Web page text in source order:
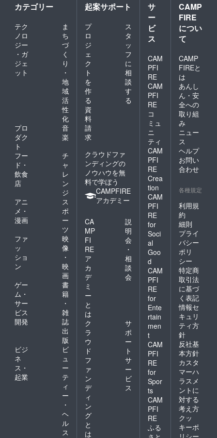
カテゴリー
テク
ノロ
ジー
・ガ
ジェ
ット
ま
ち
づ
く
り
・
地
域
活
性
化
プロ
ダク
ト
音
楽
フー
ド・
飲食
店
チ
ャ
レ
ン
ジ
アニ
メ・
漫画
ス
ポ
ー
ツ
ファ
ッ
ショ
ン
映
像
・
映
画
ゲー
ム・
サー
ビス
開発
書
籍
・
雑
誌
出
版
ビジ
ネ
ス・
起業
ビ
ュ
ー
テ
ィ
ー
・
ヘ
ル
ス
起案サポート
プ
ロ
ジ
ェ
ク
ト
を
作
る
ス
タ
ッ
フ
に
相
談
す
る
資
料
請
求
クラウドファ
ンディングの
ノウハウを無
料で学ぼう
CAMPFIRE
アカデミー
CA
MP
FI
RE
ア
カ
デ
ミ
ー
と
は
説
明
会
・
相
談
会
ク
ラ
ウ
ド
フ
ァ
ン
デ
ィ
ン
グ
と
は
サ
ポ
ー
ト
サ
ー
ビ
ス
サ
ー
ビ
ス
CAM
PFI
RE
CAM
PFI
RE
コ
ミュ
ニ
ティ
CAM
PFI
RE
Crea
tion
CAM
PFI
RE
for
Soci
al
Goo
d
CAM
PFI
RE
for
Ente
rtain
men
t
CAM
PFI
RE
for
Spor
ts
CAM
PFI
RE
ふる
CAMP
FIRE
につい
て
CAMP
FIREと
は
あんし
ん・安
全への
取り組
み
ニュー
ス
ヘルプ
お問い
合わせ
各種規定
利用規
約
細則
プライ
バシー
ポリ
シー
特定商
取引法
に基づ
く表記
情報セ
キュリ
ティ方
針
反社基
本方針
カスタ
マーハ
ラスメ
ントに
対する
考え方
クッ
キーポ
リシー